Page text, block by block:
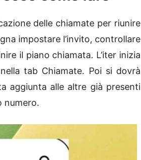
delle chiamate per riunire
impostare l’invito, controllare
il piano chiamata. L’iter inizia
tab Chiamate. Poi si dovrà
aggiunta alle altre già presenti
numero.